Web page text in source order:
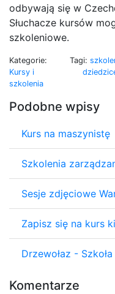
odbywają się w
Słuchacze kursów
szkoleniowe.
Kategorie:
Kursy i
szkolenia
Tagi:
Podobne wpisy
Kurs na maszynistę
Szkolenia
Sesje zdjęciowe
Zapisz się na kurs
Drzewołaz -
Komentarze